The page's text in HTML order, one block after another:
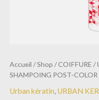
Accueil /Shop /COIFFURE /
SHAMPOING POST-COLOR
Urban kératin URBAN